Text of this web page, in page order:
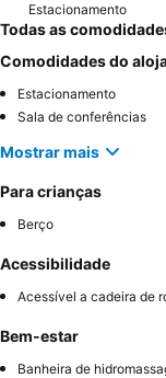
Estacionamento
Todas as
Comodidades do
Estacionamento
Sala de conferências
Mostrar mais
Para crianças
Berço
Acessibilidade
Acessível a cadeira de
Bem-estar
Banheira de